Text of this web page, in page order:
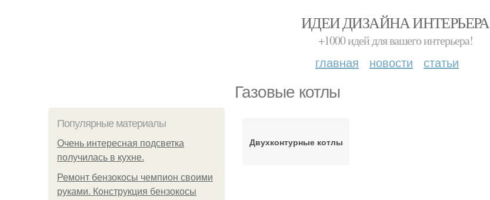
ИДЕИ ДИЗАЙНА ИНТЕРЬЕРА
+1000 идей для вашего интерьера!
главная новости статьи
Газовые котлы
Популярные материалы
Очень интересная подсветка
получилась в кухне.
Ремонт бензокосы чемпион своими
руками. Конструкция бензокосы
Двухконтурные котлы